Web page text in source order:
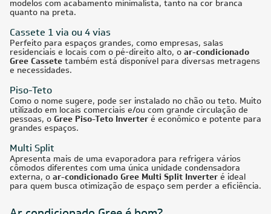
R$ 6.820,05à vista
ou8xdeR$ 897,38
CUPOM: POTENCIA100
Ar-Condicionado Multi Split Inverter R-32 Gree 36.000
(4x Evap HW 9.000) Quente/Frio 220V